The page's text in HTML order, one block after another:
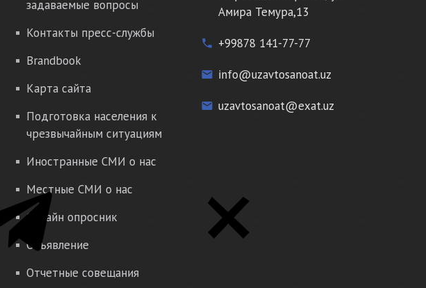
задаваемые вопросы
Контакты пресс-службы
Brandbook
Карта сайта
Подготовка населения к
чрезвычайным ситуациям
Иностранные СМИ о нас
Местные СМИ о нас
Онлайн опросник
Объявление
Отчетные совещания
Амира Темура,13
phone +99878 141-77-77
email info@uzavtosanoat.uz
email uzavtosanoat@exat.uz